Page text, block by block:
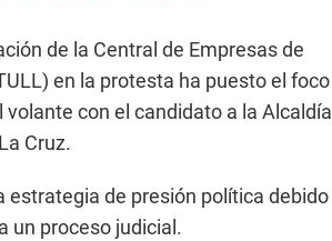
de la Central de Empresas de
en la protesta ha puesto el foco
con el candidato a la Alcaldía
Cruz.
estrategia de presión política debido
un proceso judicial.